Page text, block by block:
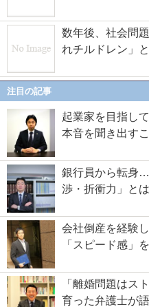
数年後、社会問
れチルドレン」
注目の記事
起業家を目指し
本音を聞き出す
銀行員から転身
渉・折衝力」とは
会社倒産を経験
「スピード感」
「離婚問題はス
育った弁護士が